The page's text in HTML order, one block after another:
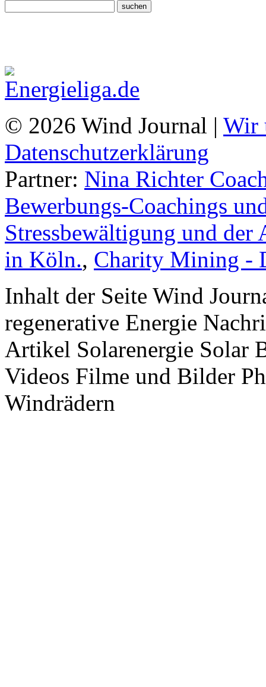
© 2026 Wind Journal | Wir
Datenschutzerklärung
Partner: Nina Richter
Bewerbungs-Coachings
Stressbewältigung und
in Köln., Charity Mining -
Inhalt der Seite Wind
regenerative Energie
Artikel Solarenergie Solar
Videos Filme und Bilder
Windrädern